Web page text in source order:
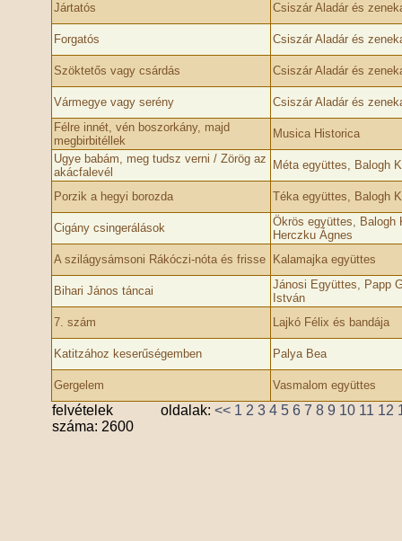
Jártatós Csiszár Aladár és
Forgatós Csiszár Aladár és
Szöktetős vagy csárdás Csiszár Aladár és
Vármegye vagy serény
Csiszár Aladár és
Félre innét, vén boszorkány, majd
megbirbitéllek
Musica Historica
Ugye babám, meg tudsz verni / Zörög az
akácfalevél
Méta együttes, Balogh
Porzik a hegyi borozda Téka együttes, Balogh
Cigány csingerálások
Ökrös együttes, Balogh
Herczku Ágnes
A szilágysámsoni Rákóczi-nóta és frisse
Kalamajka együttes
Bihari János táncai
Jánosi Együttes, Papp
István
7. szám
Lajkó Félix és bandája
Katitzához keserűségemben Palya Bea
Gergelem Vasmalom együttes
felvételek
száma: 2600
oldalak: << 1 2 3 4 5 6 7 8 9 10 11 12